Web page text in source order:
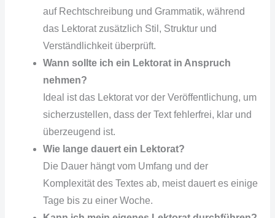
auf Rechtschreibung und Grammatik, während
das Lektorat zusätzlich Stil, Struktur und
Verständlichkeit überprüft.
Wann sollte ich ein Lektorat in Anspruch
nehmen?
Ideal ist das Lektorat vor der Veröffentlichung, um
sicherzustellen, dass der Text fehlerfrei, klar und
überzeugend ist.
Wie lange dauert ein Lektorat?
Die Dauer hängt vom Umfang und der
Komplexität des Textes ab, meist dauert es einige
Tage bis zu einer Woche.